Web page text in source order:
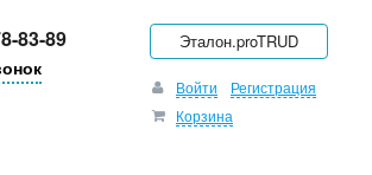
83-89 Эталон.proTRUD
Войти
Регистрация
Корзина